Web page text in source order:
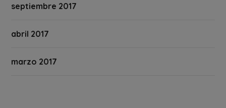
septiembre 2017
abril 2017
marzo 2017